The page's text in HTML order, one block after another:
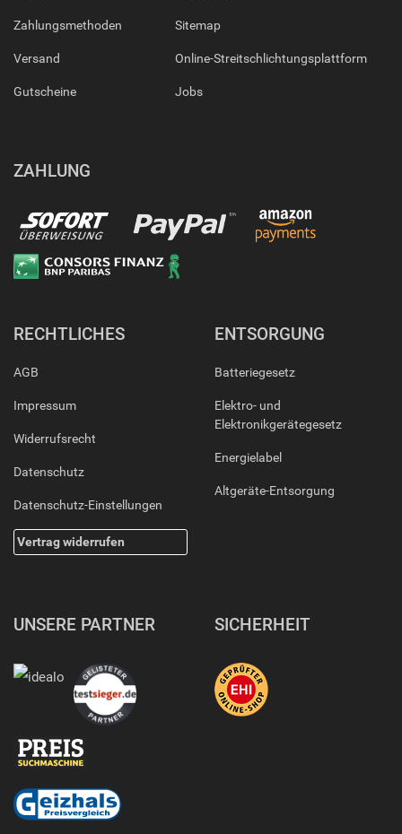
Zahlungsmethoden
Versand
Gutscheine
Sitemap
Online-Streitschlichtungsplattform
Jobs
ZAHLUNG
RECHTLICHES
AGB
Impressum
Widerrufsrecht
Datenschutz
Datenschutz-Einstellungen
Vertrag widerrufen
ENTSORGUNG
Batteriegesetz
Elektro- und
Elektronikgerätegesetz
Energielabel
Altgeräte-Entsorgung
UNSERE PARTNER SICHERHEIT